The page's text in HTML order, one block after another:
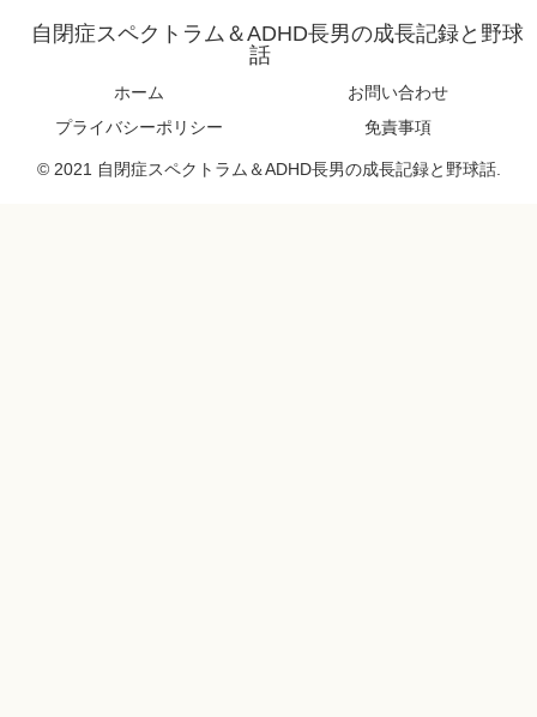
自閉症スペクトラム＆ADHD長男の成長記録と野球
話
ホーム
お問い合わせ
プライバシーポリシー
免責事項
© 2021 自閉症スペクトラム＆ADHD長男の成長記録と野球話.